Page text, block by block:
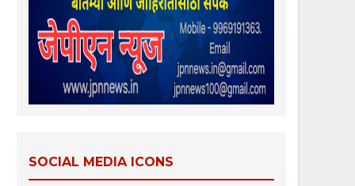
SOCIAL MEDIA ICONS